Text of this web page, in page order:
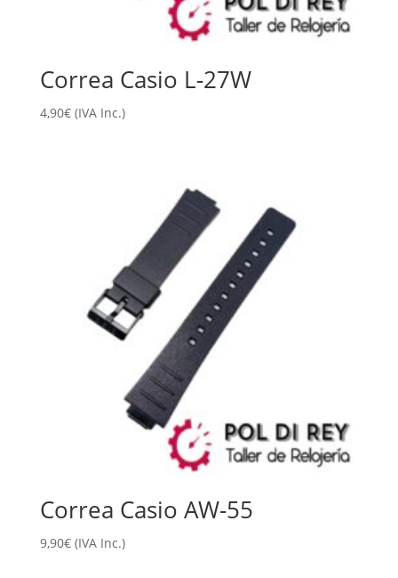
Correa Casio L-27W
4,90€ (IVA Inc.)
Correa Casio AW-55
9,90€ (IVA Inc.)